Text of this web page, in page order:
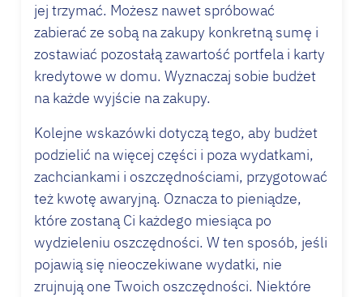
jej trzymać. Możesz nawet spróbować
zabierać ze sobą na zakupy konkretną sumę i
zostawiać pozostałą zawartość portfela i karty
kredytowe w domu. Wyznaczaj sobie budżet
na każde wyjście na zakupy.
Kolejne wskazówki dotyczą tego, aby budżet
podzielić na więcej części i poza wydatkami,
zachciankami i oszczędnościami, przygotować
też kwotę awaryjną. Oznacza to pieniądze,
które zostaną Ci każdego miesiąca po
wydzieleniu oszczędności. W ten sposób, jeśli
pojawią się nieoczekiwane wydatki, nie
zrujnują one Twoich oszczędności. Niektóre